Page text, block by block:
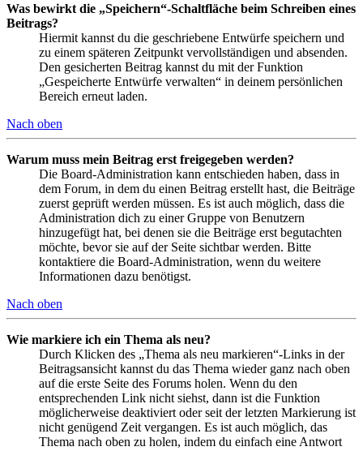
Was bewirkt die „Speichern“-Schaltfläche beim Schreiben eines
Beitrags?
Hiermit kannst du die geschriebene Entwürfe speichern und
zu einem späteren Zeitpunkt vervollständigen und absenden.
Den gesicherten Beitrag kannst du mit der Funktion
„Gespeicherte Entwürfe verwalten“ in deinem persönlichen
Bereich erneut laden.
Nach oben
Warum muss mein Beitrag erst freigegeben werden?
Die Board-Administration kann entschieden haben, dass in
dem Forum, in dem du einen Beitrag erstellt hast, die Beiträge
zuerst geprüft werden müssen. Es ist auch möglich, dass die
Administration dich zu einer Gruppe von Benutzern
hinzugefügt hat, bei denen sie die Beiträge erst begutachten
möchte, bevor sie auf der Seite sichtbar werden. Bitte
kontaktiere die Board-Administration, wenn du weitere
Informationen dazu benötigst.
Nach oben
Wie markiere ich ein Thema als neu?
Durch Klicken des „Thema als neu markieren“-Links in der
Beitragsansicht kannst du das Thema wieder ganz nach oben
auf die erste Seite des Forums holen. Wenn du den
entsprechenden Link nicht siehst, dann ist die Funktion
möglicherweise deaktiviert oder seit der letzten Markierung ist
nicht genügend Zeit vergangen. Es ist auch möglich, das
Thema nach oben zu holen, indem du einfach eine Antwort